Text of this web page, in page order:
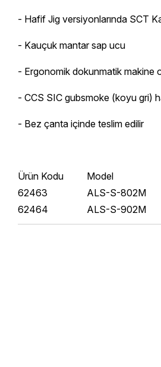
- Hafif Jig versiyonlarında SCT
- Kauçuk mantar sap ucu
- Ergonomik dokunmatik makine
- CCS SIC gubsmoke (koyu gri)
- Bez çanta içinde teslim edilir
Ürün Kodu Model
62463
ALS-S-802M
62464
ALS-S-902M